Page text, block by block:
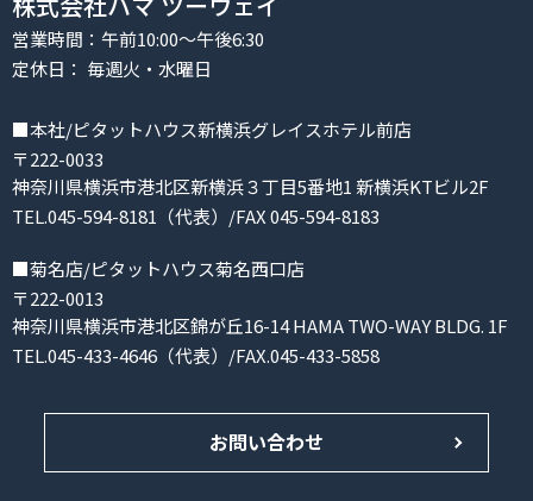
営業時間：午前10:00～午後6:30
定休日： 毎週火・水曜日
■本社/ピタットハウス新横浜グレイスホテル前店
〒222-0033
神奈川県横浜市港北区新横浜３丁目5番地1 新横浜KTビル2F
TEL.045-594-8181（代表）/FAX 045-594-8183
■菊名店/ピタットハウス菊名西口店
〒222-0013
神奈川県横浜市港北区錦が丘16-14 HAMA TWO-WAY BLDG. 1F
TEL.045-433-4646（代表）/FAX.045-433-5858
お問い合わせ